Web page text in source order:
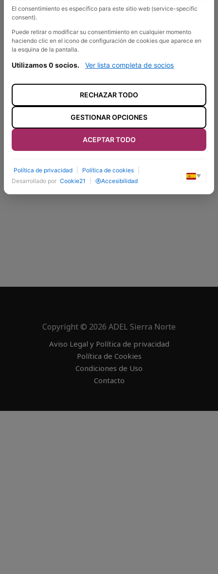
ADEL Sierra Norte
Pº de las Cruces s/n
+34 949 39 16 97
adel@adelsierranorte.org
Copyright © 2026 ADEL Sierra Norte
Aviso Legal y Política de privacidad
Política de Cookies
Condiciones de Uso
Contacto
El consentimiento es específico para este sitio web (service-specific
consent).
Puede retirar o modificar su consentimiento en cualquier momento
haciendo clic en el icono de configuración de cookies que aparece en
la esquina de la pantalla.
Utilizamos 0 socios. Ver lista completa de socios
RECHAZAR TODO
GESTIONAR OPCIONES
ACEPTAR TODO
Política de privacidad Política de cookies
Desarrollado por Cookie21 Accesibilidad
▼